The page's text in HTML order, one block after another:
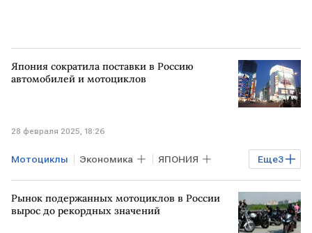
Япония сократила поставки в Россию
автомобилей и мотоциклов
28 февраля 2025, 18:26
Еще3
Мотоциклы Экономика ЯПОНИЯ
поставки РОССИЯ Авто
Рынок подержанных мотоциклов в России
вырос до рекордных значений